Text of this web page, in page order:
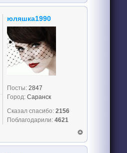
юляшка1990
Посты: 2847
Город: Саранск
Сказал спасибо: 2156
Поблагодарили: 4621